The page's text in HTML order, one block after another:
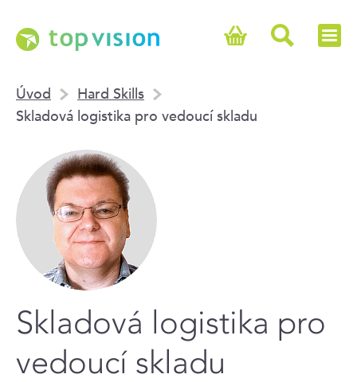
Úvod
Hard Skills
Skladová logistika pro vedoucí skladu
Skladová logistika pro
vedoucí skladu